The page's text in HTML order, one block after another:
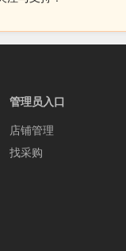
管理员入口
店铺管理
找采购